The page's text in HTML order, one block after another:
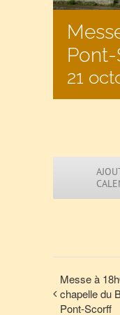
21
Messe à
chapelle du
Pont-Scorff